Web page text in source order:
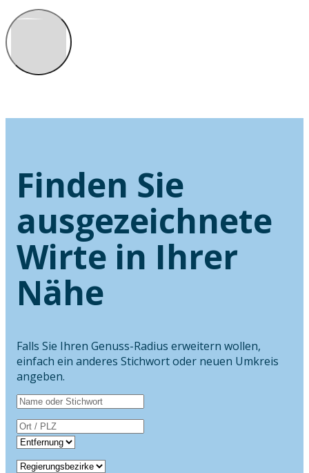
Finden Sie
ausgezeichnete
Wirte in Ihrer
Nähe
Falls Sie Ihren Genuss-Radius erweitern wollen,
einfach ein anderes Stichwort oder neuen Umkreis
angeben.